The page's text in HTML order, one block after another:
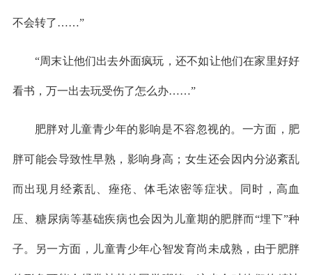
不会转了……”
“周末让他们出去外面疯玩，还不如让他们在家里好好
看书，万一出去玩受伤了怎么办……”
肥胖对儿童青少年的影响是不容忽视的。一方面，肥
胖可能会导致性早熟，影响身高；女生还会因内分泌紊乱
而出现月经紊乱、痤疮、体毛浓密等症状。同时，高血
压、糖尿病等基础疾病也会因为儿童期的肥胖而“埋下”种
子。另一方面，儿童青少年心智发育尚未成熟，由于肥胖